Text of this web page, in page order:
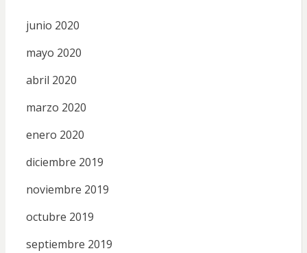
junio 2020
mayo 2020
abril 2020
marzo 2020
enero 2020
diciembre 2019
noviembre 2019
octubre 2019
septiembre 2019